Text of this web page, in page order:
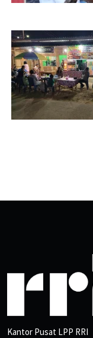
Kantor Pusat LPP RRI